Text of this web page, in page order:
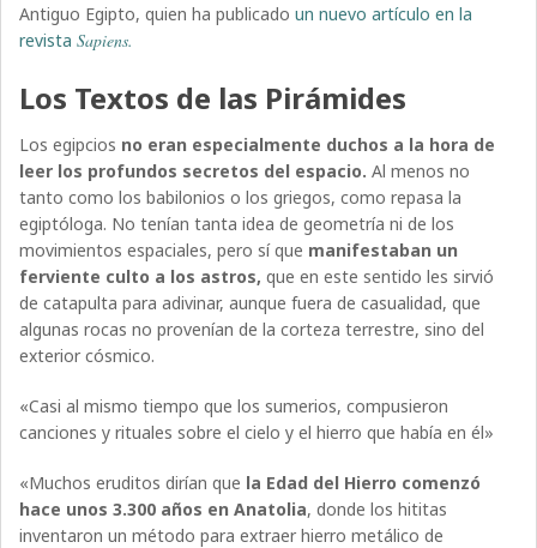
Antiguo Egipto, quien ha publicadoun nuevo artículo en la
revistaSapiens.
Los Textos de las Pirámides
Los egipcios no eran especialmente duchos a la hora de
leer los profundos secretos del espacio.Al menos no
tanto como los babilonios o los griegos, como repasa la
egiptóloga. No tenían tanta idea de geometría ni de los
movimientos espaciales, pero sí que manifestaban un
ferviente culto a los astros,que en este sentido les sirvió
de catapulta para adivinar, aunque fuera de casualidad, que
algunas rocas no provenían de la corteza terrestre, sino del
exterior cósmico.
«Casi al mismo tiempo que los sumerios, compusieron
canciones y rituales sobre el cielo y el hierro que había en él»
«Muchos eruditos dirían que la Edad del Hierro comenzó
hace unos 3.300 años en Anatolia, donde los hititas
inventaron un método para extraer hierro metálico de